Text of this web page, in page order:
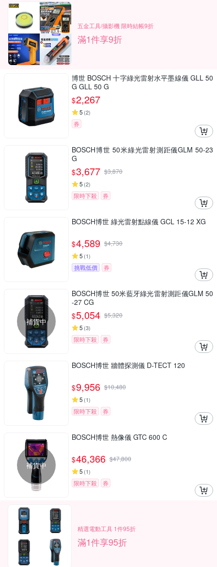
五金工具/攝影機 限時結帳9折
滿1件享9折
博世 BOSCH 十字綠光雷射水平墨線儀 GLL 50
G GLL 50 G
$2,267
5 (2)
券
BOSCH博世 50米綠光雷射測距儀GLM 50-23
G
$3,677 $3,870
5 (2)
限時下殺 券
BOSCH博世 綠光雷射點線儀 GCL 15-12 XG
$4,589 $4,730
5 (1)
挑戰低價 券
補貨中
BOSCH博世 50米藍牙綠光雷射測距儀GLM 50
-27 CG
$5,054 $5,320
5 (3)
限時下殺 券
BOSCH博世 牆體探測儀 D-TECT 120
$9,956 $10,480
5 (1)
限時下殺 券
補貨中
BOSCH博世 熱像儀 GTC 600 C
$46,366 $47,800
5 (1)
限時下殺 券
精選電動工具 1件95折
滿1件享95折